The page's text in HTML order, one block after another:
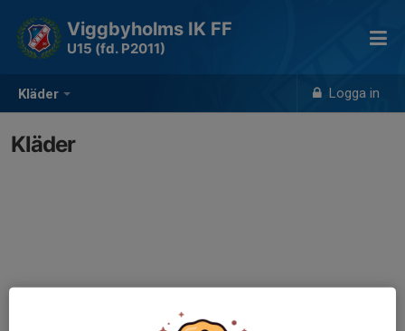
Kläder Logga in
Viggbyholms IK FF
U15 (fd. P2011)
Kläder